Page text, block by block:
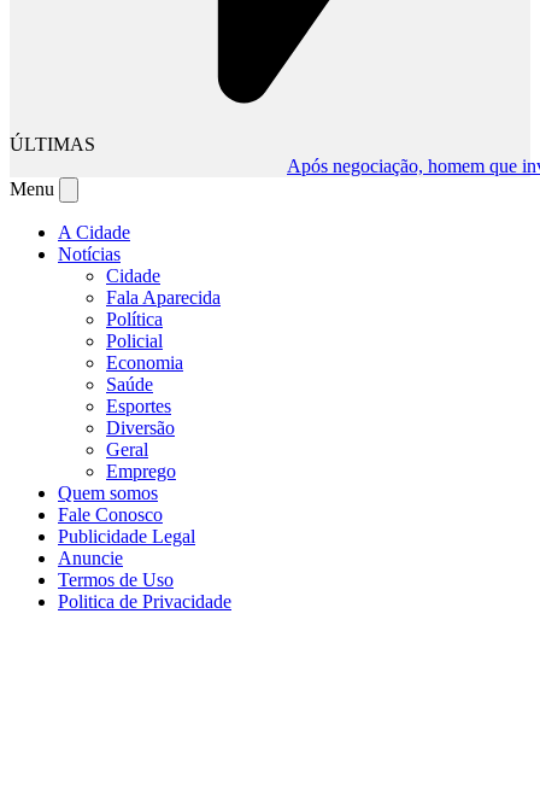
ÚLTIMAS
Após negociação, homem que
Menu
A Cidade
Notícias
Cidade
Fala Aparecida
Política
Policial
Economia
Saúde
Esportes
Diversão
Geral
Emprego
Quem somos
Fale Conosco
Publicidade Legal
Anuncie
Termos de Uso
Politica de Privacidade